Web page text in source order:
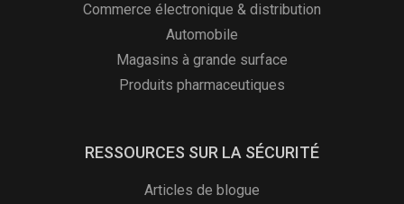
Commerce électronique & distribution
Automobile
Magasins à grande surface
Produits pharmaceutiques
RESSOURCES SUR LA SÉCURITÉ
Articles de blogue